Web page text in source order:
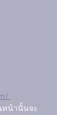
หน้านั้นจะ